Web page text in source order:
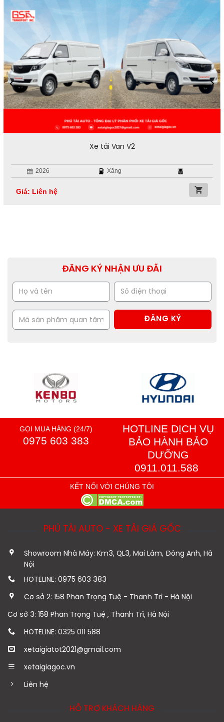
Xe tải Van V2
2026 Xăng
Giá: Liên hệ
ĐĂNG KÝ NHẬN ƯU ĐÃI
GỌI MUA HÀNG (24/7)
0975 603 383
HOTLINE DỊCH VỤ
BẢO HÀNH BẢO
DƯỠNG
0911.011.588
KẾT NỐI VỚI CHÚNG TÔI
PHÚ TÀI AUTO - XE TẢI GIÁ GỐC
Showroom Nhà Máy: Km3, QL3, Mai Lâm, Đông Anh, Hà
Nội
HOTELINE: 0975 603 383
Cơ sở 2: 158 Phan Trọng Tuệ - Thanh Trì - Hà Nội
Cơ sở 3: 158 Phan Trọng Tuệ , Thanh Trì, Hà Nội
HOTELINE: 0325 011 588
xetaigiatot2021@gmail.com
xetaigiagoc.vn
Liên hệ
HỖ TRỢ KHÁCH HÀNG